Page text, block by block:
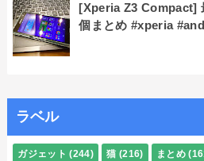
[Xperia Z3 Compact]
個まとめ #xperia
ラベル
ガジェット (244) 猫 (216) まとめ